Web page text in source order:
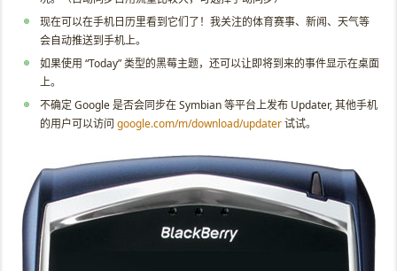
现在可以在手机日历里看到它们了！我关注的体育赛事、新闻、天气等
会自动推送到手机上。
如果使用 “Today” 类型的黑莓主题，还可以让即将到来的事件显示在桌面
上。
不确定 Google 是否会同步在 Symbian 等平台上发布 Updater, 其他手机
的用户可以访问 google.com/m/download/updater试试。